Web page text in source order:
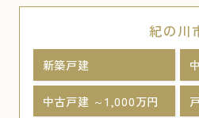
紀の川
新築戸建
中古戸建 ～1,000万円